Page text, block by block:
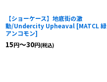
【ショーケース】地底街の激
動/Undercity Upheaval [MATCL 緑
アンコモン]
15円～30円(税込)